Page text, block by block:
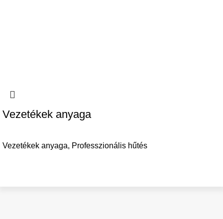
Vezetékek anyaga
Vezetékek anyaga, Professzionális hűtés